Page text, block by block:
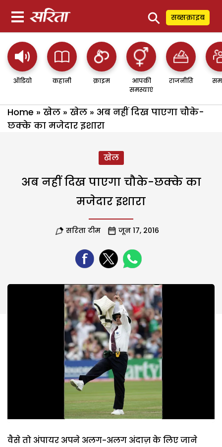
⚲ सब्सक्राइब
ऑडियो कहानी क्राइम
आपकी
समस्याएं
राजनीति
Home » खेल » खेल » अब नहीं दिख पाएगा चौके-
छक्के का मजेदार इशारा
खेल
अब नहीं दिख पाएगा चौके-छक्के का
मजेदार इशारा
सरिता टीम जून 17, 2016
वैसे तो अंपायर अपने अलग-अलग अंदाज़ के लिए जाने